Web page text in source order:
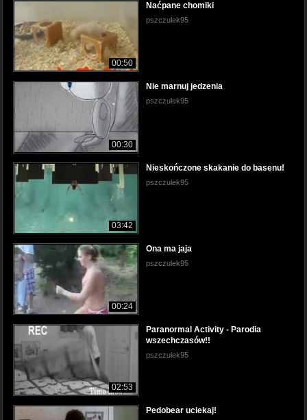
00:50
Naćpane chomiki
pszczulek95
00:30
Nie marnuj jedzenia
pszczulek95
03:42
Nieskończone skakanie do basenu!
pszczulek95
00:24
Ona ma jaja
pszczulek95
02:53
Paranormal Activity - Parodia
wszechczasów!!
pszczulek95
Pedobear uciekaj!